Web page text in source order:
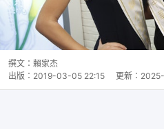
撰文： 賴家杰
出版： 2019-03-05 22:15 更新：